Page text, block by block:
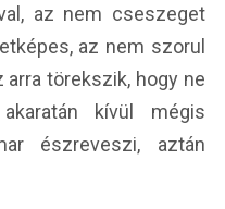
az nem cseszeget
az nem szorul
arra törekszik, hogy ne
kívül mégis
észreveszi, aztán